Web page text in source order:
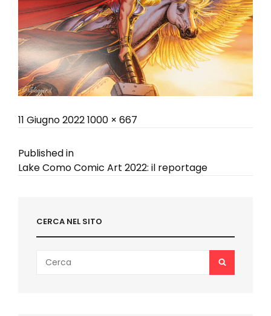
Posted
11 Giugno 2022Full
1000 × 667
Navigazione
Published in
Lake Como Comic Art 2022: il reportage
CERCA NEL SITO
for:
SEARCH